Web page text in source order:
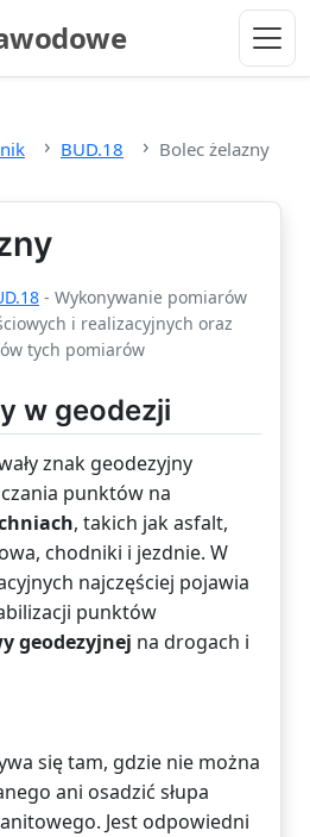
BUD.18 Bolec żelazny
- Wykonywanie pomiarów
i realizacyjnych oraz
tych pomiarów
w geodezji
znak geodezyjny
punktów na
, takich jak asfalt,
chodniki i jezdnie. W
najczęściej pojawia
punktów
geodezyjnej na drogach i
się tam, gdzie nie można
ani osadzić słupa
Jest odpowiedni